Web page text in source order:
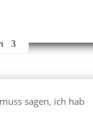
sagen, ich hab